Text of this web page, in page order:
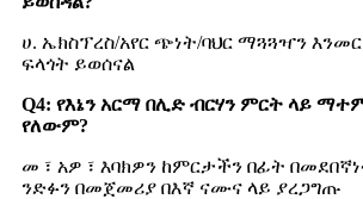
ሀ. ኤክስፕረስ/አየር ጭነት/ባህር ማጓጓዣን
ፍላጎት ይወሰናል
Q4: የእኔን አርማ በሊድ ብርሃን ምርት ላይ
የለውም?
መ ፣ አዎ ፣ እባክዎን ከምርታችን በፊት
ንድፉን በመጀመሪያ በእኛ ናሙና ላይ ያረጋግጡ